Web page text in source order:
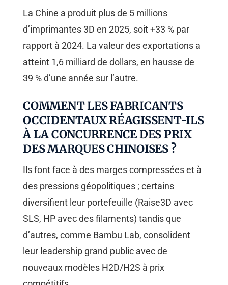
La Chine a produit plus de 5 millions
d’imprimantes 3D en 2025, soit +33 % par
rapport à 2024. La valeur des exportations a
atteint 1,6 milliard de dollars, en hausse de
39 % d’une année sur l’autre.
COMMENT LES FABRICANTS
OCCIDENTAUX RÉAGISSENT-ILS
À LA CONCURRENCE DES PRIX
DES MARQUES CHINOISES ?
Ils font face à des marges compressées et à
des pressions géopolitiques ; certains
diversifient leur portefeuille (Raise3D avec
SLS, HP avec des filaments) tandis que
d’autres, comme Bambu Lab, consolident
leur leadership grand public avec de
nouveaux modèles H2D/H2S à prix